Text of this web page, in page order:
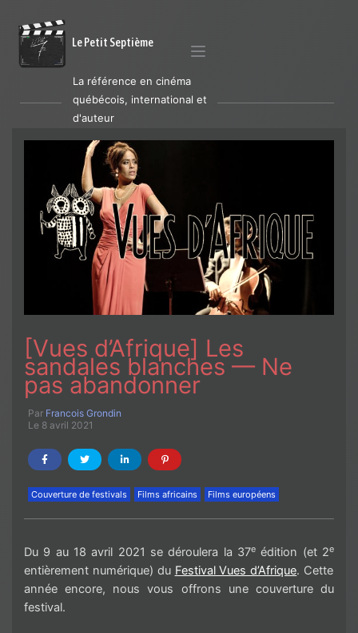
Le Petit Septième
La référence en cinéma
québécois, international et
d'auteur
[Vues d’Afrique] Les
sandales blanches — Ne
pas abandonner
Par Francois Grondin
Le 8 avril 2021
Couverture de festivals Films africains Films européens
Du 9 au 18 avril 2021 se déroulera la 37e édition (et 2e
entièrement numérique) du Festival Vues d’Afrique. Cette
année encore, nous vous offrons une couverture du
festival.